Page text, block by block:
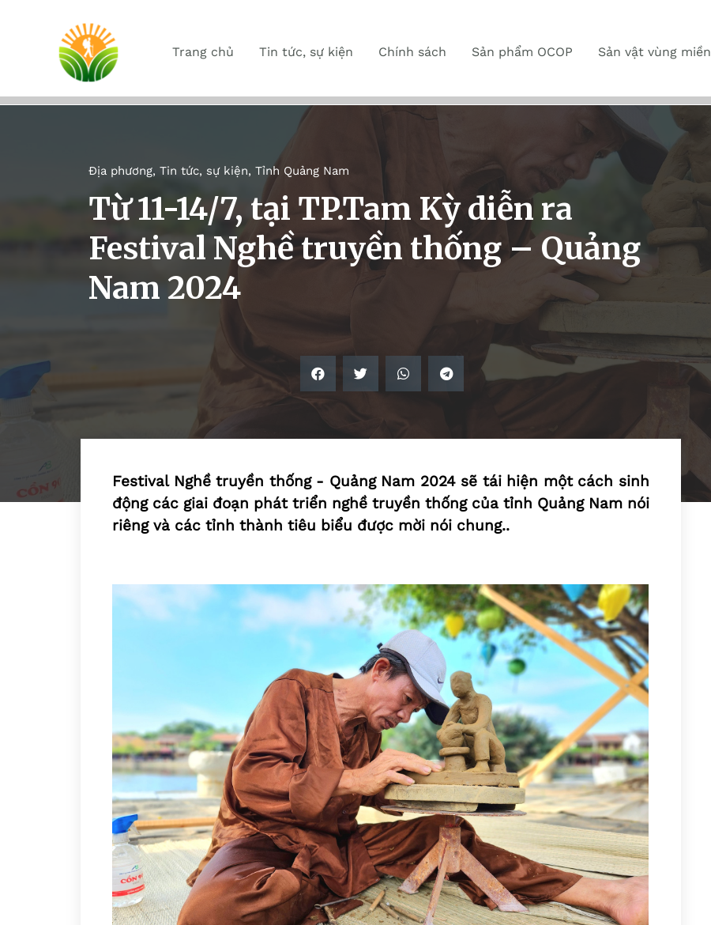
Trang chủ Tin tức, sự kiện Chính sách Sản phẩm OCOP Sản vật vùng miền
Địa phương, Tin tức, sự kiện, Tỉnh Quảng Nam
Từ 11-14/7, tại TP.Tam Kỳ diễn ra
Festival Nghề truyền thống – Quảng
Nam 2024
Festival Nghề truyền thống - Quảng Nam 2024 sẽ tái hiện một cách sinh
động các giai đoạn phát triển nghề truyền thống của tỉnh Quảng Nam nói
riêng và các tỉnh thành tiêu biểu được mời nói chung..